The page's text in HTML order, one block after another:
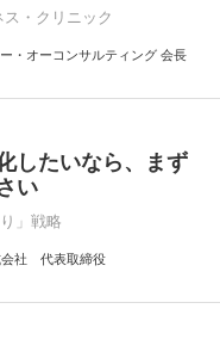
・クリニック
・オーコンサルティング 会長
したいなら、まず
い
」戦略
会社 代表取締役